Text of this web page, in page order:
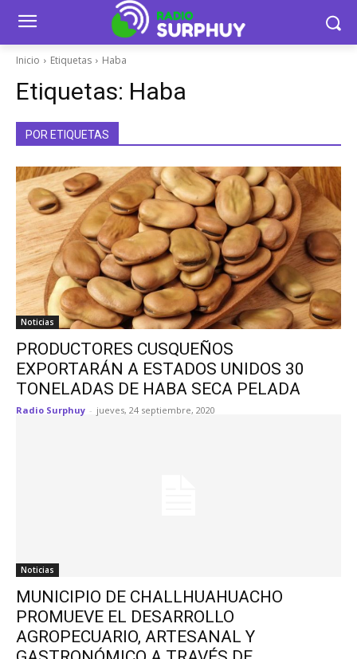
Inicio Etiquetas Haba
Etiquetas: Haba
POR ETIQUETAS
Noticias
PRODUCTORES CUSQUEÑOS
EXPORTARÁN A ESTADOS UNIDOS 30
TONELADAS DE HABA SECA PELADA
Radio Surphuy - jueves, 24 septiembre, 2020
Noticias
MUNICIPIO DE CHALLHUAHUACHO
PROMUEVE EL DESARROLLO
AGROPECUARIO, ARTESANAL Y